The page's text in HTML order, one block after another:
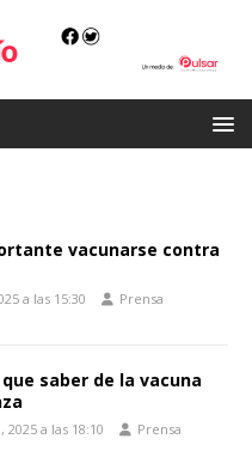
vacunarse contra
a las 15:30 Prensa
saber de la vacuna
a las 18:10 Prensa